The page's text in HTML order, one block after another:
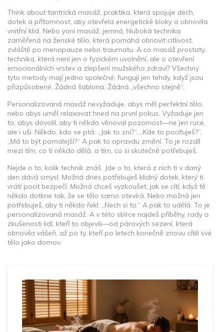
Think about tantrická masáž, praktika, která spojuje dech,
dotek a přítomnost, aby otevřela energetické bloky a obnovila
vnitřní klid. Nebo yoni masáž, jemná, hluboká technika
zaměřená na ženské tělo, která pomáhá obnovit citlivost,
zvláště po menopauze nebo traumatu. A co masáž prostaty,
technika, která není jen o fyzickém uvolnění, ale o otevření
emocionálních vrstev a zlepšení mužského zdraví? Všechny
tyto metody mají jedno společné: fungují jen tehdy, když jsou
přizpůsobené. Žádná šablona. Žádná „všechno stejně“.
Personalizovaná masáž nevyžaduje, abys měl perfektní tělo,
nebo abys uměl relaxovat hned na první pokus. Vyžaduje jen
to, abys dovolil, aby ti někdo věnoval pozornost—ne jen ruce,
ale i uši. Někdo, kdo se ptá: „Jak to zní?“, „Kde to pociťuješ?“,
„Má to být pomalejší?“ A pak to opravdu změní. To je rozdíl
mezi tím, co ti někdo dělá, a tím, co si skutečně potřebuješ.
Nejde o to, kolik technik znáš. Jde o to, která z nich ti v daný
den dává smysl. Možná dnes potřebuješ klidný dotek, který ti
vrátí pocit bezpečí. Možná chceš vyzkoušet, jak se cítí, když tě
někdo dotkne tak, že se tělo samo otevírá. Nebo možná jen
potřebuješ, aby ti někdo řekl: „Nech si to.“ A pak to udělá. To je
personalizovaná masáž. A v této sbírce najdeš příběhy, rady a
zkušenosti lidí, kteří to objevili—od párových sezení, která
obnovila vášeň, až po ty, kteří po letech konečně znovu cítili své
tělo jako domov.